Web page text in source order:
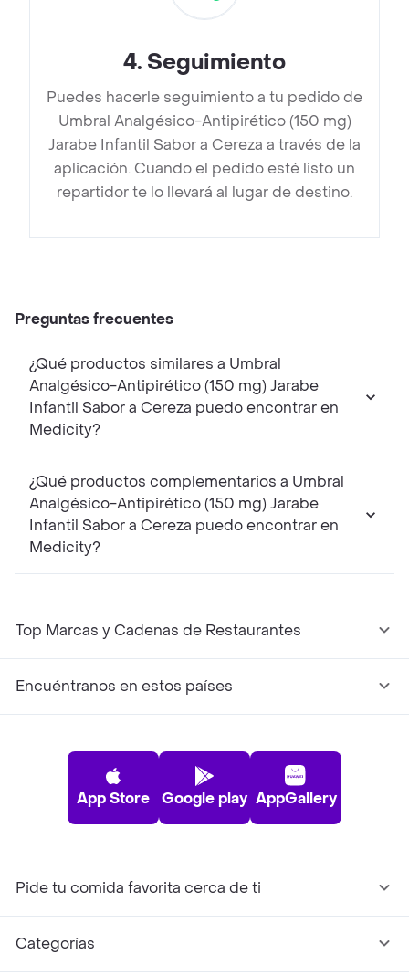
4. Seguimiento
Puedes hacerle seguimiento a tu pedido de
Umbral Analgésico-Antipirético (150 mg)
Jarabe Infantil Sabor a Cereza a través de la
aplicación. Cuando el pedido esté listo un
repartidor te lo llevará al lugar de destino.
Preguntas frecuentes
¿Qué productos similares a Umbral
Analgésico-Antipirético (150 mg) Jarabe
Infantil Sabor a Cereza puedo encontrar en
Medicity?
¿Qué productos complementarios a Umbral
Analgésico-Antipirético (150 mg) Jarabe
Infantil Sabor a Cereza puedo encontrar en
Medicity?
Top Marcas y Cadenas de Restaurantes
Encuéntranos en estos países
App Store Google play AppGallery
Pide tu comida favorita cerca de ti
Categorías